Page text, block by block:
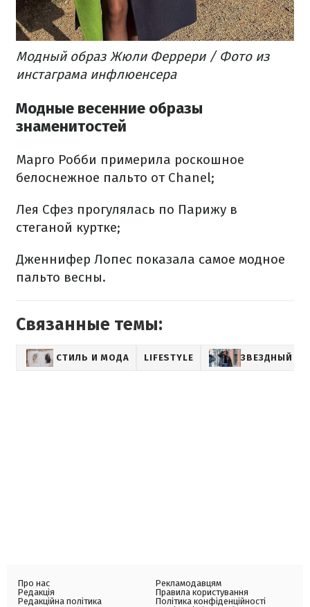
Модный образ Жюли Феррери / Фото из
инстаграма инфлюенсера
Модные весенние образы
знаменитостей
Марго Робби примерила роскошное
белоснежное пальто от Chanel;
Лея Сфез прогулялась по Парижу в
стеганой куртке;
Дженнифер Лопес показала самое модное
пальто весны.
Связанные темы:
СТИЛЬ И МОДА LIFESTYLE ЗВЕЗДНЫЙ
Про нас
Редакція
Редакційна політика
Рекламодавцям
Правила користування
Політика конфіденційності